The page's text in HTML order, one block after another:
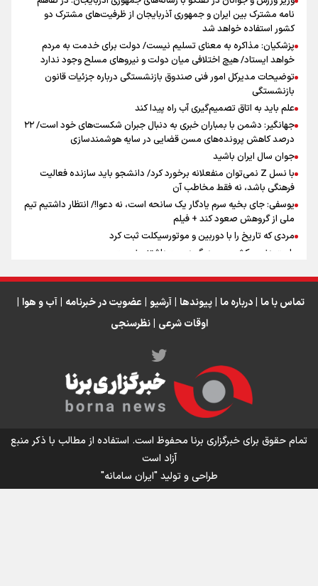
تهران رفتند»
سه حسرتی که به دلم ماند
اینفو برنا / جدول کامل فاصله مرز شلمچه تا شهرهای زیارتی
عراق
اینفو برنا/ میزان مالیات بر ارزش افزوده چقدر است؟
نامه مشترک بین ایران و جمهوری آذربایجان از ظرفیت‌های مشترک دو
کشور استفاده خواهد شد
پزشکیان: مذاکره به معنای تسلیم نیست/ دولت برای خدمت به مردم
خواهد ایستاد/ هیچ اختلافی میان دولت و نیروهای مسلح وجود ندارد
توضیحات مدیرکل امور فنی صندوق بازنشستگی درباره جزئیات قانون
بازنشستگی
علم باید به اتاق تصمیم‌گیری آب راه پیدا کند
جهانگیر: دشمن با بمباران خبری به دنبال جبران شکست‌های خود است/ ۲۲
درصد کاهش پرونده‌های مسن قضایی در سایه هوشمندسازی
جوان سال ایران باشید
با نسل Z نمی‌توان منفعلانه برخورد کرد/ دانشجو باید سازنده فعالیت
فرهنگی باشد، نه فقط مخاطب آن
یوسفی: جای بخیه سرم یادگار یک سانحه است، نه دعوا!/ انتظار داشتیم تیم
ملی از گروهش صعود کند + فیلم
مردی که تاریخ را با دوربین و موتورسیکلت ثبت کرد
رابرت دنیرو: کشور من دیگر دوست‌داشتنی نیست
انتظار حضور تیم‌های بزرگ مثل استقلال در لیگ هستیم
تورم ۵۸ درصدی معدن / وقتی هزینه استخراج از توان قیمت‌گذاری سبقتتماس با ما | درباره ما | پیوندها | آرشیو | عضویت در خبرنامه | آب و هوا |
اوقات شرعی | نظرسنجی
تمام حقوق برای خبرگزاری برنا محفوظ است. استفاده از مطالب با ذکر منبع
آزاد است
طراحی و تولید"ایران سامانه"